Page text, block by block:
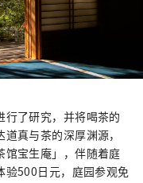
了研究，并将喝茶的
真与茶的深厚渊源，
馆宝生庵」，伴随着庭
验500日元，庭园参观免